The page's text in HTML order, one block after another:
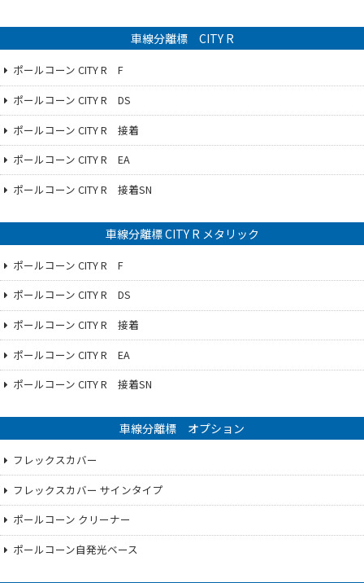
車線分離標 CITY R
ポールコーン CITY R F
ポールコーン CITY R DS
ポールコーン CITY R 接着
ポールコーン CITY R EA
ポールコーン CITY R 接着SN
車線分離標 CITY R メタリック
ポールコーン CITY R F
ポールコーン CITY R DS
ポールコーン CITY R 接着
ポールコーン CITY R EA
ポールコーン CITY R 接着SN
車線分離標 オプション
フレックスカバー
フレックスカバー サインタイプ
ポールコーン クリーナー
ポールコーン自発光ベース